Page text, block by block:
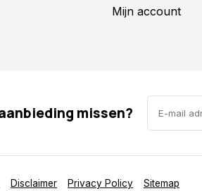
Mijn account
missen?
Disclaimer Privacy Policy Sitemap